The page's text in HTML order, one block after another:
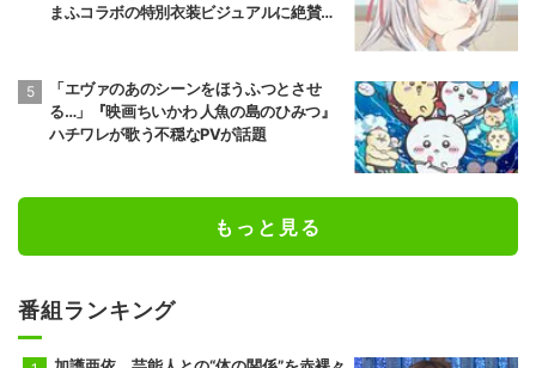
まふコラボの特別衣装ビジュアルに絶賛の
「エヴァのあのシーンをほうふつとさせ
る…」『映画ちいかわ 人魚の島のひみつ』
ハチワレが歌う不穏なPVが話題
もっと見る
番組ランキング